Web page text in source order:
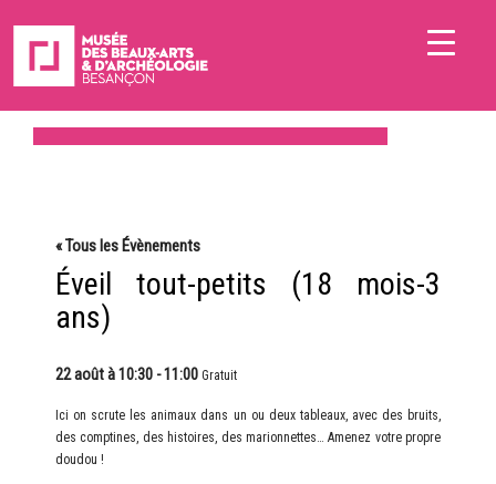
« Tous les Évènements
Éveil tout-petits (18 mois-3
ans)
22 août à 10:30 -11:00 Gratuit
Ici on scrute les animaux dans un ou deux tableaux, avec des bruits,
des comptines, des histoires, des marionnettes… Amenez votre propre
doudou !